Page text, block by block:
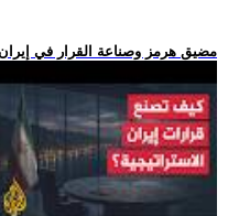
.. مضيق هرمز وصناعة القرار في